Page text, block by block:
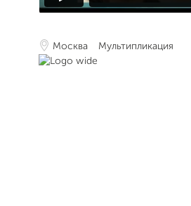
Москва Мультипликация